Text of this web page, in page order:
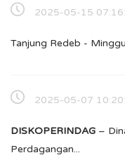
2025-05-15
Tanjung Redeb -
2025-05-07
DISKOPERINDAG –
Perdagangan...